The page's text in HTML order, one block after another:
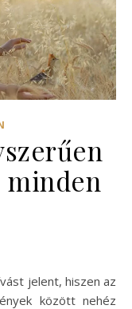
minden
között nehéz